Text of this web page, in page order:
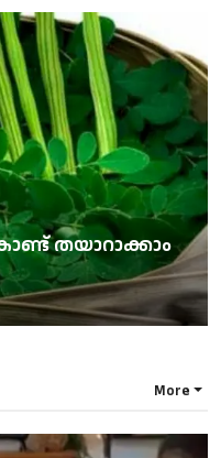
തയാറാക്കാം
More